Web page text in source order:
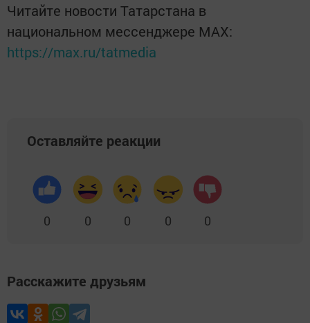
Читайте новости Татарстана в
национальном мессенджере MАХ:
https://max.ru/tatmedia
Оставляйте реакции
0 0 0 0 0
Расскажите друзьям